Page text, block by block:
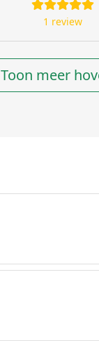
1 review
Toon meer